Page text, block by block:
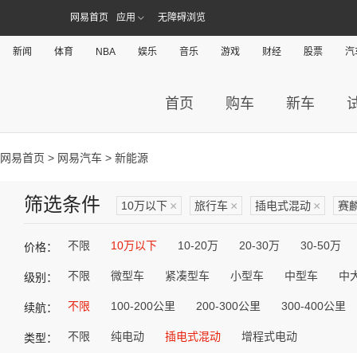
网易首页 应用 无障碍浏览
新闻 体育 NBA 娱乐 音乐 游戏 财经 股票 汽
首页 购车 新车
网易首页 > 网易汽车 > 新能源
筛选条件 10万以下 × 旅行车 × 插电式混动 × 赛
价格： 不限 10万以下 10-20万 20-30万 30-50万
级别： 不限 微型车 紧凑型车 小型车 中型车 中
续航： 不限 100-200公里 200-300公里 300-400公里
类型： 不限 纯电动 插电式混动 增程式电动